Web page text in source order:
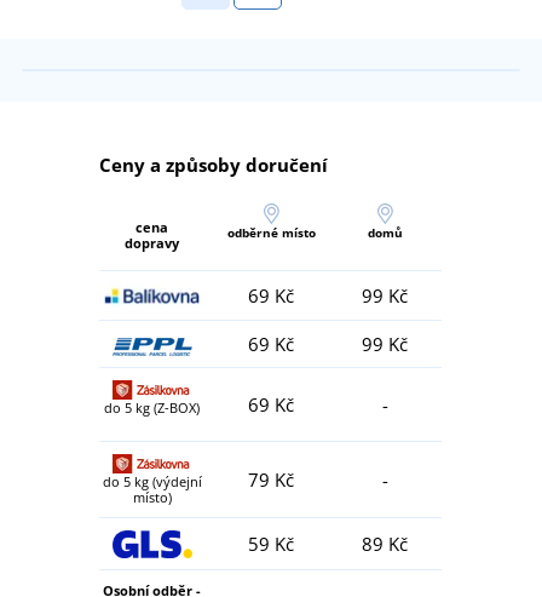
Ceny a způsoby doručení
cena
dopravy
odběrné místo domů
69 Kč
99 Kč
69 Kč
99 Kč
do 5 kg (Z-BOX) 69 Kč -
do 5 kg (výdejní
místo)
79 Kč -
59 Kč 89 Kč
Osobní odběr -